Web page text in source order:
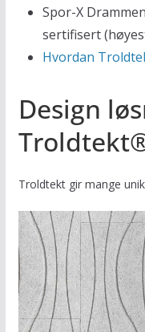
Spor-X
sertifisert
Hvordan
Design
Troldtekt gir mange